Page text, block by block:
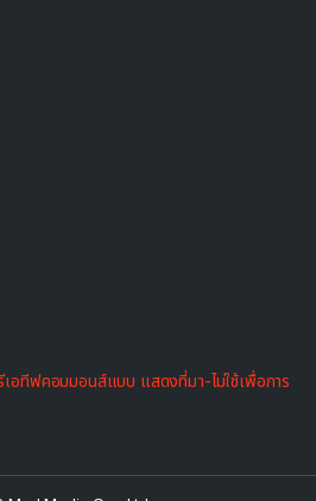
ทีฟคอมมอนส์แบบ แสดงที่มา-ไม่ใช้เพื่อการ